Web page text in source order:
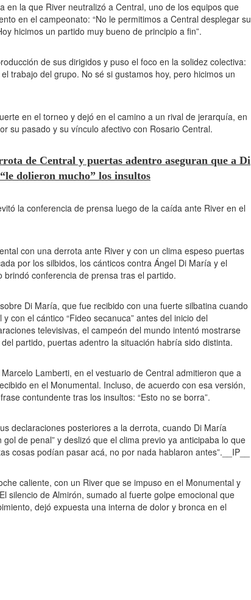
en la que River neutralizó a Central, uno de los equipos que
en el campeonato: “No le permitimos a Central desplegar su
hicimos un partido muy bueno de principio a fin”.
de sus dirigidos y puso el foco en la solidez colectiva:
trabajo del grupo. No sé si gustamos hoy, pero hicimos un
en el torneo y dejó en el camino a un rival de jerarquía, en
su pasado y su vínculo afectivo con Rosario Central.
de Central y puertas adentro aseguran que a Di
dolieron mucho” los insultos
la conferencia de prensa luego de la caída ante River en el
con una derrota ante River y con un clima espeso puertas
por los silbidos, los cánticos contra Ángel Di María y el
conferencia de prensa tras el partido.
Di María, que fue recibido con una fuerte silbatina cuando
con el cántico “Fideo secanuca” antes del inicio del
televisivas, el campeón del mundo intentó mostrarse
partido, puertas adentro la situación habría sido distinta.
Lamberti, en el vestuario de Central admitieron que a
en el Monumental. Incluso, de acuerdo con esa versión,
contundente tras los insultos: “Esto no se borra”.
declaraciones posteriores a la derrota, cuando Di María
de penal” y deslizó que el clima previo ya anticipaba lo que
cosas podían pasar acá, no por nada hablaron antes”.__IP__
caliente, con un River que se impuso en el Monumental y
silencio de Almirón, sumado al fuerte golpe emocional que
dejó expuesta una interna de dolor y bronca en el